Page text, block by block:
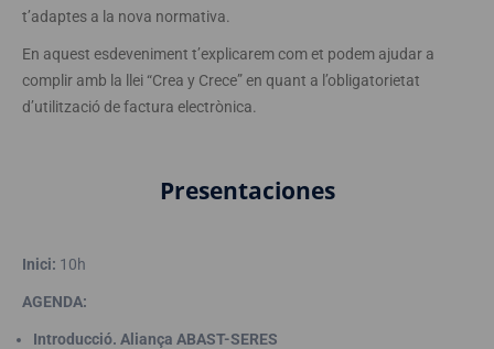
t’adaptes a la nova normativa.
En aquest esdeveniment t’explicarem com et podem ajudar a
complir amb la llei “Crea y Crece” en quant a l’obligatorietat
d’utilització de factura electrònica.
Presentaciones
Inici: 10h
AGENDA:
Introducció. Aliança ABAST-SERES